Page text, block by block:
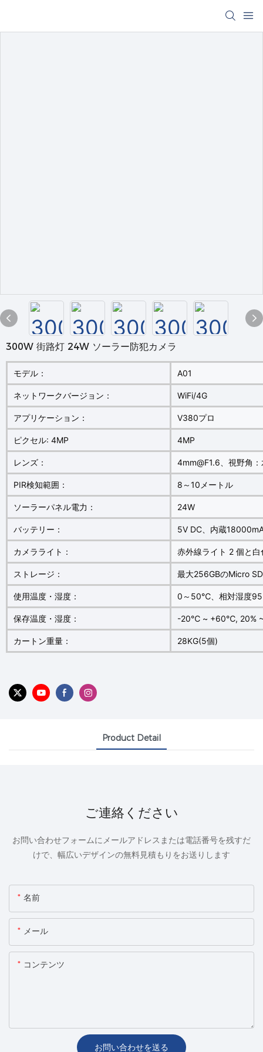
300W 街路灯 24W ソーラー防犯カメラ
モデル： A01
ネットワークバージョン： WiFi/4G
アプリケーション： V380プロ
ピクセル: 4MP 4MP
レンズ： 4mm@F1.6、視野角
PIR検知範囲： 8～10メートル
ソーラーパネル電力： 24W
バッテリー： 5V DC、内蔵
カメラライト： 赤外線ライト 2 個と
ストレージ： 最大256GBのMicro
使用温度・湿度： 0～50℃、相対湿度95
保存温度・湿度： -20℃ ~ +60℃, 20% ~
カートン重量： 28KG(5個)
Product Detail
ご連絡ください
お問い合わせフォームにメールアドレスまたは電話番号を残すだ
けで、幅広いデザインの無料見積もりをお送りします
名前
メール
コンテンツ
お問い合わせを送る